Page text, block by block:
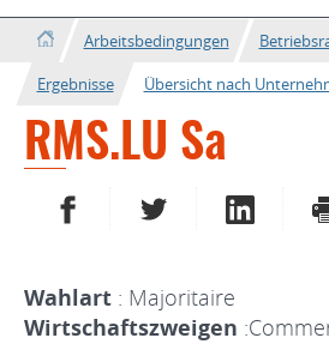
Arbeitsbedingungen
Ergebnisse
Übersicht nach
RMS.LU Sa
AUF FACEBOOK TEILENAUF TWITTER TEILEN
AUF
Wahlart : Majoritaire
Wirtschaftszweigen